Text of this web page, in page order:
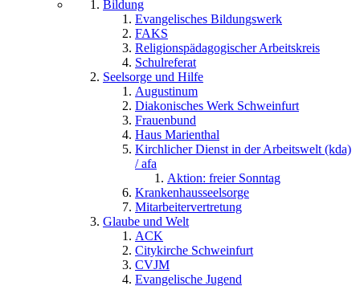
Bildung
Evangelisches Bildungswerk
FAKS
Religionspädagogischer Arbeitskreis
Schulreferat
Seelsorge und Hilfe
Augustinum
Diakonisches Werk Schweinfurt
Frauenbund
Haus Marienthal
Kirchlicher Dienst in der Arbeitswelt (kda)
/ afa
Aktion: freier Sonntag
Krankenhausseelsorge
Mitarbeitervertretung
Glaube und Welt
ACK
Citykirche Schweinfurt
CVJM
Evangelische Jugend